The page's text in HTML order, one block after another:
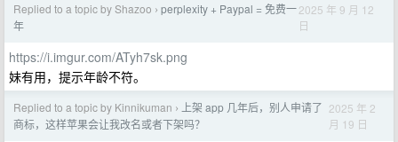
Replied to a topic by Shazoo › perplexity + Paypal = 免费一
年
2025 年 9 月 12
日
https://i.imgur.com/ATyh7sk.png
妹有用，提示年龄不符。
Replied to a topic by Kinnikuman ›
上架 app 几年后，别人申请了
商标，这样苹果会让我改名或者下架吗？
2025 年 2
月 19 日